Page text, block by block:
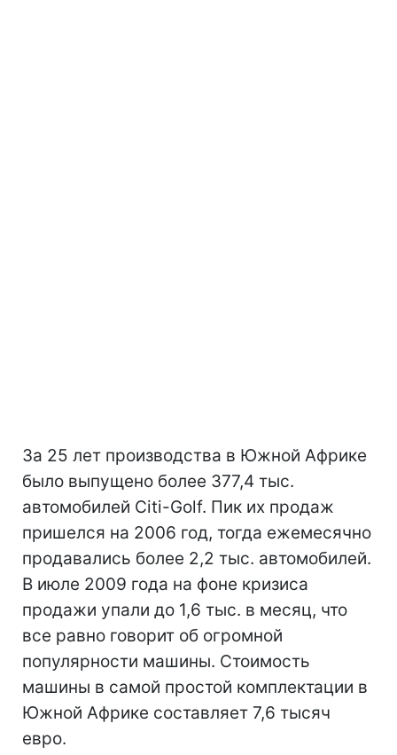
За 25 лет производства в Южной Африке
было выпущено более 377,4 тыс.
автомобилей Citi-Golf. Пик их продаж
пришелся на 2006 год, тогда ежемесячно
продавались более 2,2 тыс. автомобилей.
В июле 2009 года на фоне кризиса
продажи упали до 1,6 тыс. в месяц, что
все равно говорит об огромной
популярности машины. Стоимость
машины в самой простой комплектации в
Южной Африке составляет 7,6 тысяч
евро.